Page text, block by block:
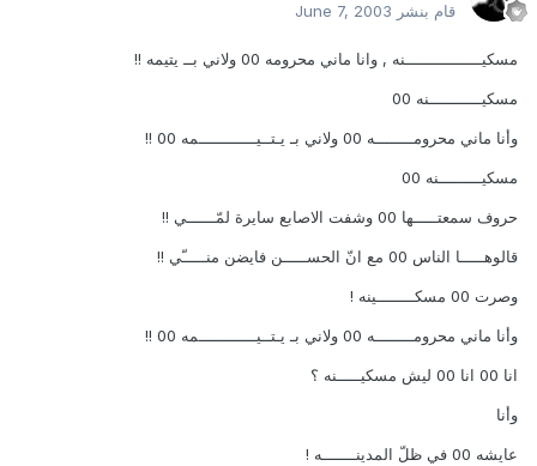
قام بنشر June 7, 2003
مسكيــــــــــــــــنه , وانا ماني محرومه 00 ولاني بــ يتيمه !!
مسكيـــــــــــنه 00
وأنا ماني محرومــــــــه 00 ولاني بـ يـتــيــــــــــــمه 00 !!
مسكيـــــــــنه 00
حروف سمعتـــــها 00 وشفت الاصابع سايرة لمّــــــي !!
قالوهـــــا الناس 00 مع انّ الحســـــن فايضن منـــــّي !!
وصرت 00 مسكــــــــينه !
وأنا ماني محرومــــــــه 00 ولاني بـ يـتــيــــــــــــمه 00 !!
انا 00 انا 00 ليش مسكيـــــنه ؟
وأنا
عايشه 00 في ظلّ المدينـــــــه !